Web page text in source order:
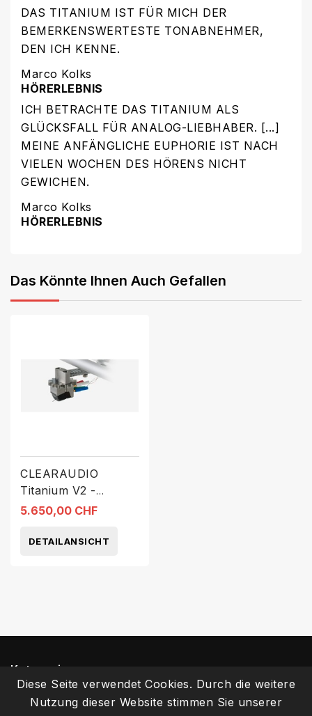
DAS TITANIUM IST FÜR MICH DER
BEMERKENSWERTESTE TONABNEHMER,
DEN ICH KENNE.
Marco Kolks
HÖRERLEBNIS
ICH BETRACHTE DAS TITANIUM ALS
GLÜCKSFALL FÜR ANALOG-LIEBHABER. [...]
MEINE ANFÄNGLICHE EUPHORIE IST NACH
VIELEN WOCHEN DES HÖRENS NICHT
GEWICHEN.
Marco Kolks
HÖRERLEBNIS
Das Könnte Ihnen Auch Gefallen
CLEARAUDIO
Titanium V2 -
Ersatznadel
5.650,00 CHF
DETAILANSICHT
Kategorien
Informationen
Diese Seite verwendet Cookies. Durch die weitere
Nutzung dieser Website stimmen Sie unserer